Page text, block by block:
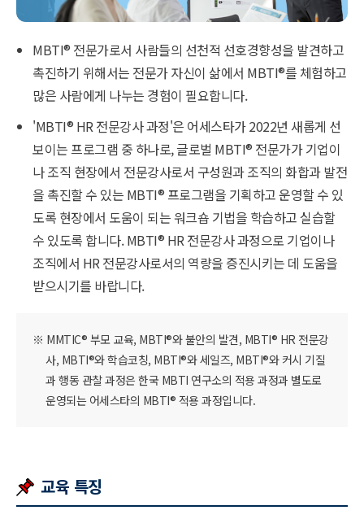
MBTI® 전문가로서 사람들의 선천적 선호경향성을 발견하고
촉진하기 위해서는 전문가 자신이 삶에서 MBTI®를 체험하고
많은 사람에게 나누는 경험이 필요합니다.
'MBTI® HR 전문강사 과정'은 어세스타가 2022년 새롭게 선
보이는 프로그램 중 하나로, 글로벌 MBTI® 전문가가 기업이
나 조직 현장에서 전문강사로서 구성원과 조직의 화합과 발전
을 촉진할 수 있는 MBTI®프로그램을 기획하고 운영할 수 있
도록 현장에서 도움이 되는 워크숍 기법을 학습하고 실습할
수 있도록 합니다. MBTI® HR 전문강사 과정으로 기업이나
조직에서 HR 전문강사로서의 역량을 증진시키는 데 도움을
받으시기를 바랍니다.
※ MMTIC® 부모 교육, MBTI®와 불안의 발견, MBTI® HR 전문강
사, MBTI®와 학습코칭, MBTI®와 세일즈, MBTI®와 커시 기질
과 행동 관찰 과정은 한국 MBTI 연구소의 적용 과정과 별도로
운영되는 어세스타의 MBTI® 적용 과정입니다.
교육 특징